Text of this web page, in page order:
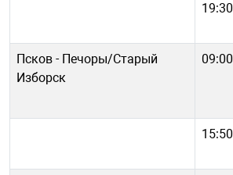
19:30
Псков - Печоры/Старый
Изборск
09:00
15:50